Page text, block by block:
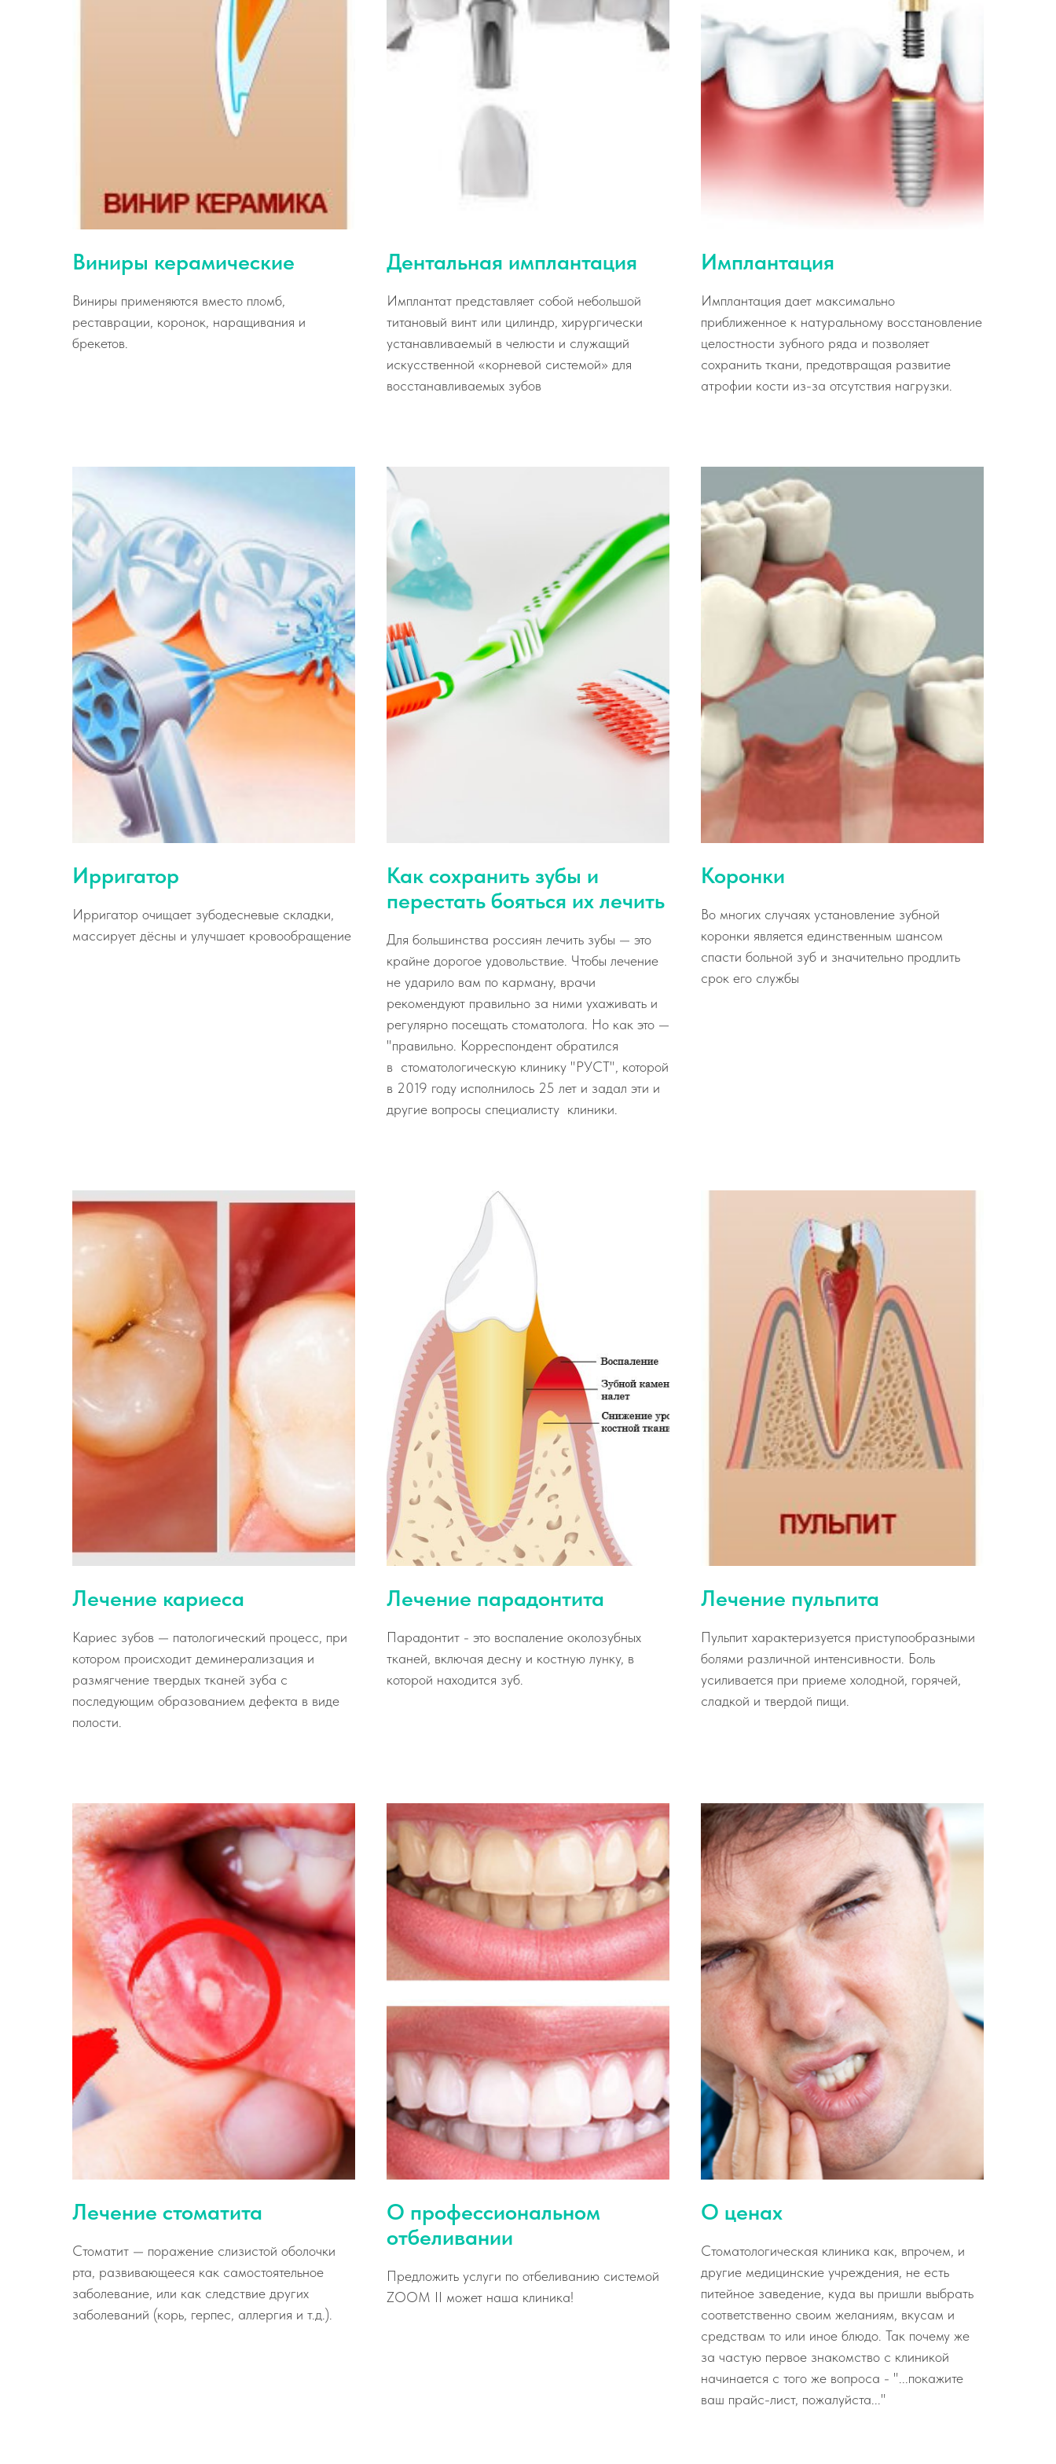
Виниры керамические
Виниры применяются вместо пломб,
реставрации, коронок, наращивания и
брекетов.
Дентальная имплантация
Имплантат представляет собой небольшой
титановый винт или цилиндр, хирургически
устанавливаемый в челюсти и служащий
искусственной «корневой системой» для
восстанавливаемых зубов
Имплантация
Имплантация дает максимально
приближенное к натуральному восстановление
целостности зубного ряда и позволяет
сохранить ткани, предотвращая развитие
атрофии кости из-за отсутствия нагрузки.
Ирригатор
Ирригатор очищает зубодесневые складки,
массирует дёсны и улучшает кровообращение
Как сохранить зубы и
перестать бояться их лечить
Для большинства россиян лечить зубы — это
крайне дорогое удовольствие. Чтобы лечение
не ударило вам по карману, врачи
рекомендуют правильно за ними ухаживать и
регулярно посещать стоматолога. Но как это —
"правильно. Корреспондент обратился
в стоматологическую клинику "РУСТ", которой
в 2019 году исполнилось 25 лет и задал эти и
другие вопросы специалисту клиники.
Коронки
Во многих случаях установление зубной
коронки является единственным шансом
спасти больной зуб и значительно продлить
срок его службы
Лечение кариеса
Кариес зубов — патологический процесс, при
котором происходит деминерализация и
размягчение твердых тканей зуба с
последующим образованием дефекта в виде
полости.
Лечение парадонтита
Парадонтит - это воспаление околозубных
тканей, включая десну и костную лунку, в
которой находится зуб.
Лечение пульпита
Пульпит характеризуется приступообразными
болями различной интенсивности. Боль
усиливается при приеме холодной, горячей,
сладкой и твердой пищи.
Лечение стоматита
Стоматит — поражение слизистой оболочки
рта, развивающееся как самостоятельное
заболевание, или как следствие других
заболеваний (корь, герпес, аллергия и т.д.).
О профессиональном
отбеливании
Предложить услуги по отбеливанию системой
ZOOM II может наша клиника!
О ценах
Стоматологическая клиника как, впрочем, и
другие медицинские учреждения, не есть
питейное заведение, куда вы пришли выбрать
соответственно своим желаниям, вкусам и
средствам то или иное блюдо. Так почему же
за частую первое знакомство с клиникой
начинается с того же вопроса - "...покажите
ваш прайс-лист, пожалуйста..."